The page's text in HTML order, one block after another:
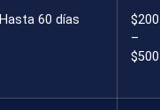
Hasta 60 días
$200
–
$500